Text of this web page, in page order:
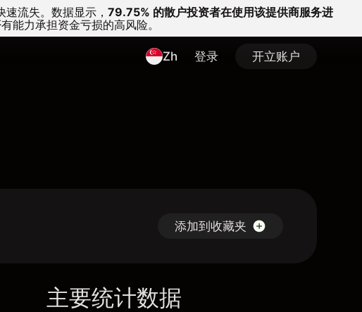
流失。 数据显示， 79.75% 的散户投资者在使用该提供商服务进
能力承担资金亏损的高风险。
Zh 登录 开立账户
添加到收藏夹
主要统计数据